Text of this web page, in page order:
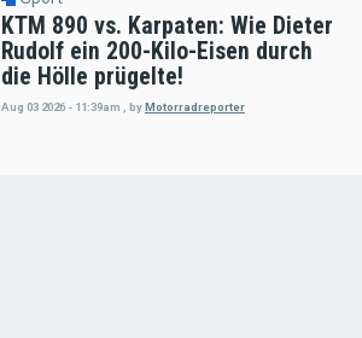
KTM 890 vs. Karpaten: Wie Dieter
Rudolf ein 200-Kilo-Eisen durch
die Hölle prügelte!
Aug 03 2026 - 11:39am byMotorradreporter